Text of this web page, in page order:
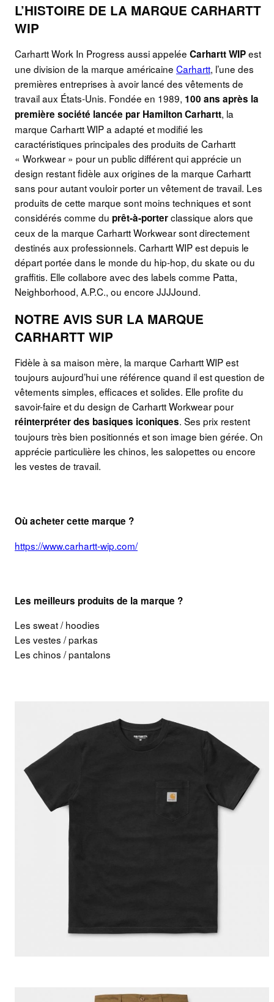
L’HISTOIRE DE LA MARQUE CARHARTT
WIP
Carhartt Work In Progress aussi appelée Carhartt WIPest
une division de la marque américaine Carhartt, l’une des
premières entreprises à avoir lancé des vêtements de
travail aux États-Unis. Fondée en 1989, 100 ans après la
première société lancée par Hamilton Carhartt, la
marque Carhartt WIP a adapté et modifié les
caractéristiques principales des produits de Carhartt
« Workwear » pour un public différent qui apprécie un
design restant fidèle aux origines de la marque Carhartt
sans pour autant vouloir porter un vêtement de travail. Les
produits de cette marque sont moins techniques et sont
considérés comme du prêt-à-porterclassique alors que
ceux de la marque Carhartt Workwear sont directement
destinés aux professionnels. Carhartt WIP est depuis le
départ portée dans le monde du hip-hop, du skate ou du
graffitis. Elle collabore avec des labels comme Patta,
Neighborhood, A.P.C., ou encore JJJJound.
NOTRE AVIS SUR LA MARQUE
CARHARTT WIP
Fidèle à sa maison mère, la marque Carhartt WIP est
toujours aujourd’hui une référence quand il est question de
vêtements simples, efficaces et solides. Elle profite du
savoir-faire et du design de Carhartt Workwear pour
réinterpréter des basiques iconiques. Ses prix restent
toujours très bien positionnés et son image bien gérée. On
apprécie particulière les chinos, les salopettes ou encore
les vestes de travail.
Où acheter cette marque ?
https://www.carhartt-wip.com/
Les meilleurs produits de la marque ?
Les sweat / hoodies
Les vestes / parkas
Les chinos / pantalons